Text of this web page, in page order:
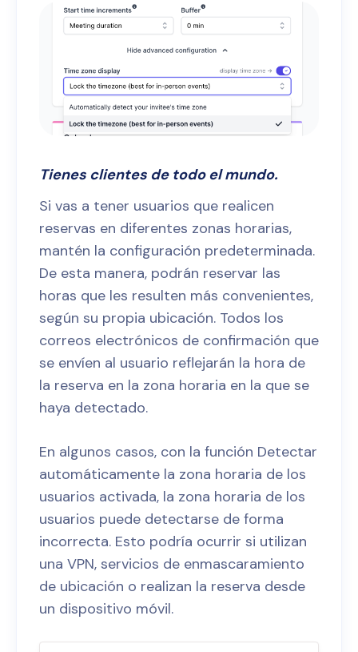
Tienes clientes de todo el mundo.
Si vas a tener usuarios que realicen
reservas en diferentes zonas horarias,
mantén la configuración predeterminada.
De esta manera, podrán reservar las
horas que les resulten más convenientes,
según su propia ubicación. Todos los
correos electrónicos de confirmación que
se envíen al usuario reflejarán la hora de
la reserva en la zona horaria en la que se
haya detectado.
En algunos casos, con la función Detectar
automáticamente la zona horaria de los
usuarios activada, la zona horaria de los
usuarios puede detectarse de forma
incorrecta. Esto podría ocurrir si utilizan
una VPN, servicios de enmascaramiento
de ubicación o realizan la reserva desde
un dispositivo móvil.